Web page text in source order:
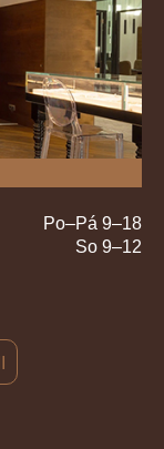
Po–Pá 9–18
So 9–12